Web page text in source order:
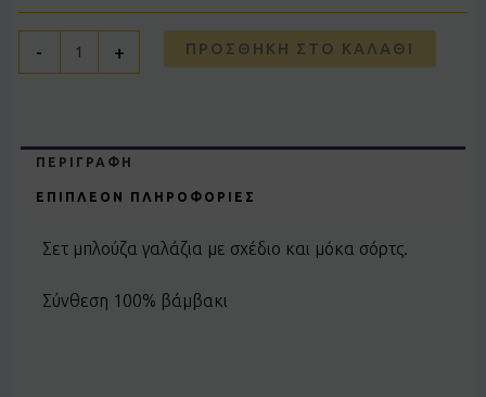
-
ποσότητα
+ ΠΡΟΣΘΉΚΗ ΣΤΟ ΚΑΛΆΘΙ
ΠΕΡΙΓΡΑΦΉ
ΕΠΙΠΛΈΟΝ ΠΛΗΡΟΦΟΡΊΕΣ
Σετ μπλούζα γαλάζια με σχέδιο και μόκα σόρτς.
Σύνθεση 100% βάμβακι